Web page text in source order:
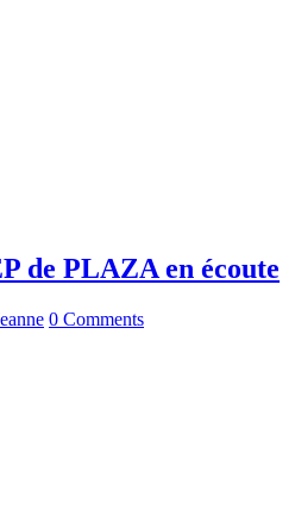
de PLAZA en écoute
0 Comments